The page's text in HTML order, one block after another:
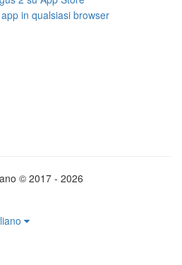
© 2017 - 2026